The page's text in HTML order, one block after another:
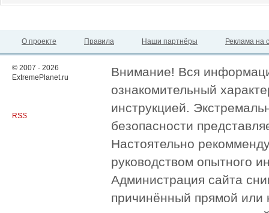
О проекте Правила Наши партнёры Реклама на
© 2007 - 2026
ExtremePlanet.ru
RSS
Внимание! Вся
ознакомительный
инструкцией.
безопасности
Настоятельно
руководством опытного
Администрация сайта
причинённый прямой или